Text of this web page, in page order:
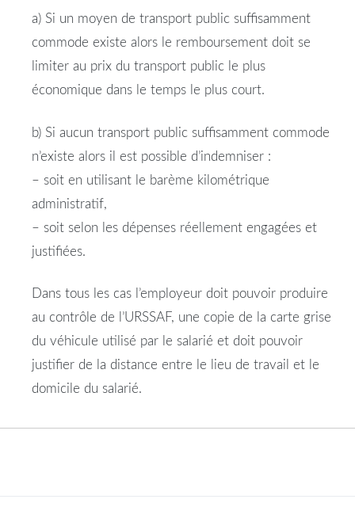
a) Si un moyen de transport public suffisamment
commode existe alors le remboursement doit se
limiter au prix du transport public le plus
économique dans le temps le plus court.
b) Si aucun transport public suffisamment commode
n’existe alors il est possible d’indemniser :
– soit en utilisant le barème kilométrique
administratif,
– soit selon les dépenses réellement engagées et
justifiées.
Dans tous les cas l’employeur doit pouvoir produire
au contrôle de l’URSSAF, une copie de la carte grise
du véhicule utilisé par le salarié et doit pouvoir
justifier de la distance entre le lieu de travail
et le
domicile du salarié.